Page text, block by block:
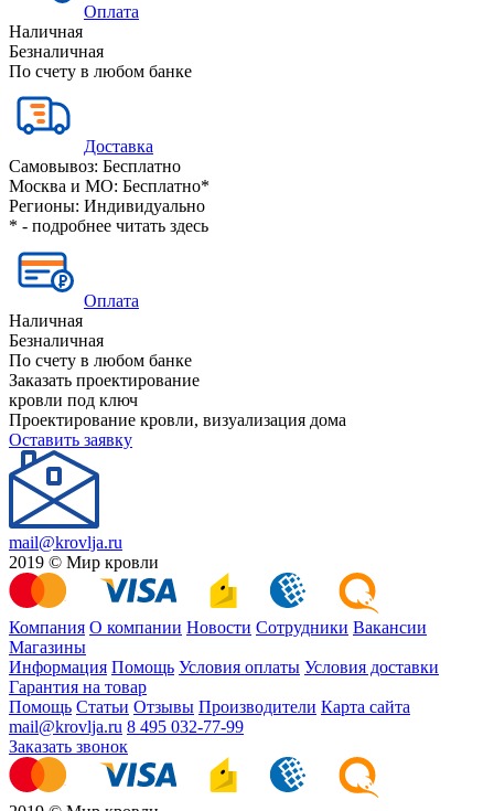
Оплата
Наличная
Безналичная
По счету в любом банке
Доставка
Самовывоз: Бесплатно
Москва и МО: Бесплатно*
Регионы: Индивидуально
* - подробнее читать здесь
Оплата
Наличная
Безналичная
По счету в любом банке
Заказать проектирование
кровли под ключ
Проектирование кровли, визуализация дома
Оставить заявку
mail@krovlja.ru
2019 © Мир кровли
Компания О компании Новости Сотрудники Вакансии
Магазины
Информация Помощь Условия оплаты Условия доставки
Гарантия на товар
Помощь Статьи Отзывы Производители Карта сайта
mail@krovlja.ru 8 495 032-77-99
Заказать звонок